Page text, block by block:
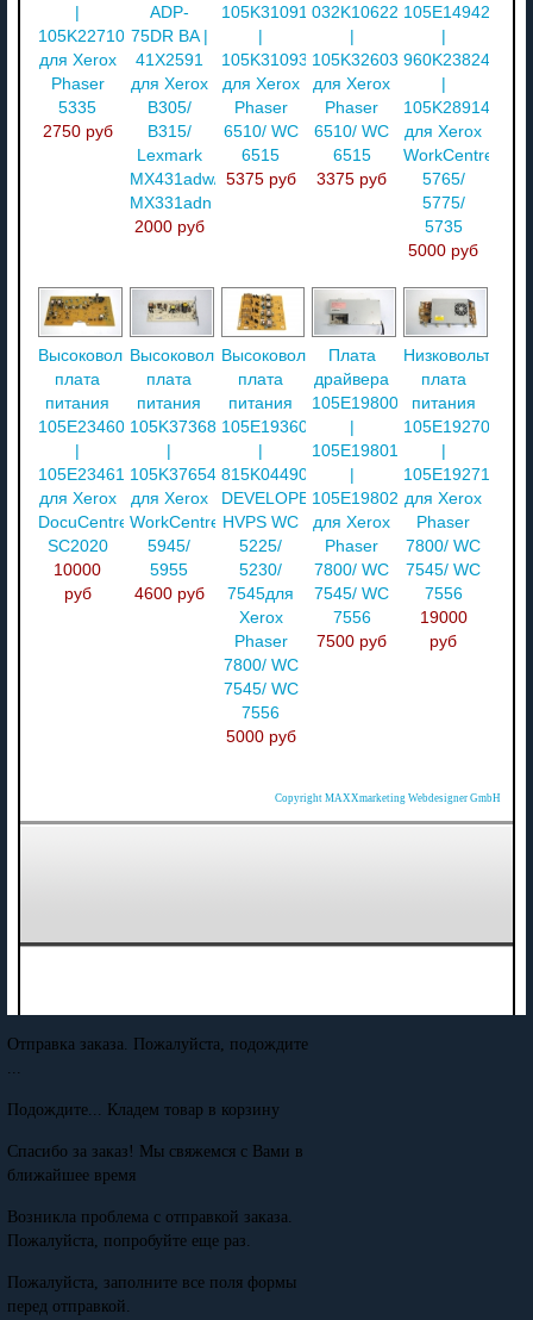
105K22710
для Xerox
Phaser
5335
2750 руб
ADP-
75DR BA |
41X2591
для Xerox
B305/
B315/
Lexmark
MX431adw/
MX331adn
2000 руб
105K31091
105K31093
для Xerox
Phaser
6510/ WC
6515
5375 руб
032K10622
105K32603
для Xerox
Phaser
6510/ WC
6515
3375 руб
105E14942
960K23824
105K28914
для Xerox
WorkCentre
5765/
5775/
5735
5000 руб
Высоковольтная
плата
питания
105E23460
|
105E23461
для Xerox
DocuCentre
SC2020
10000
руб
Высоковольтная
плата
питания
105K37368
|
105K37654
для Xerox
WorkCentre
5945/
5955
4600 руб
Высоковольтная
плата
питания
105E19360
|
815K04490
DEVELOPER
HVPS WC
5225/
5230/
7545для
Xerox
Phaser
7800/ WC
7545/ WC
7556
5000 руб
Плата
драйвера
105E19800
|
105E19801
|
105E19802
для Xerox
Phaser
7800/ WC
7545/ WC
7556
7500 руб
Низковольтная
плата
питания
105E19270
|
105E19271
для Xerox
Phaser
7800/ WC
7545/ WC
7556
19000
руб
Copyright MAXXmarketing Webdesigner GmbH
Отправка заказа. Пожалуйста, подождите
...
Подождите... Кладем товар в корзину
Спасибо за заказ! Мы свяжемся с Вами в
ближайшее время
Возникла проблема с отправкой заказа.
Пожалуйста, попробуйте еще раз.
Пожалуйста, заполните все поля формы
перед отправкой.